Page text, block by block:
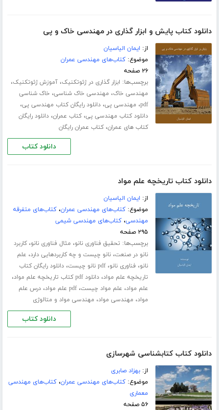
دانلود کتاب پایش و ابزار گذاری در مهندسی خاک و پی
از: ایمان الیاسیان
موضوع:کتاب‌های مهندسی عمران
۲۶ صفحه
برچسب‌ها: ابزار گذاری در ژئوتکنیک،آموزش ژئوتکنیک،
مهندسی خاک، مهندسی خاک شناسی، خاک شناسی
pdf، مهندسی پی،دانلود رایگان کتاب مهندسی پی،
دانلود کتاب مهندسی پی،کتاب عمران،دانلود رایگان
کتاب های عمران،کتاب عمران رایگان
دانلود کتاب
دانلود کتاب تاریخچه علم مواد
از: ایمان الیاسیان
موضوع:کتاب‌های مهندسی عمران،کتاب‌های متفرقه
مهندسی،کتاب‌های مهندسی شیمی
۲۹۵ صفحه
برچسب‌ها: تحقیق فناوری نانو، مثال فناوری نانو،کاربرد
نانو در صنعت،نانو چیست و چه کاربردهایی دارد، علم
نانو، فناوری نانو،pdf نانو چیست ،دانلود رایگان کتاب
تاریخچه علم مواد،دانلود pdf کتاب تاریخچه علم مواد ،
علم مواد، علم مواد چیست،pdf علم مواد ،درس علم
مواد، مهندسی مواد، مهندسی مواد و متالوژی
دانلود کتاب
دانلود کتاب کتابشناسی شهرسازی
از:بهزاد صابری
موضوع:کتاب‌های مهندسی عمران،کتاب‌های مهندسی
معماری
۵۶ صفحه